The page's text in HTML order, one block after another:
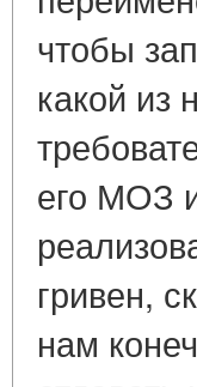
чтобы
какой из
его МОЗ
гривен,
нам